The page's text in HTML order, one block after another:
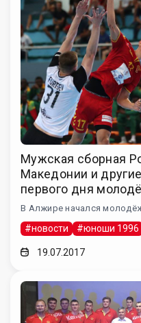
Мужская сборная
Македонии и
первого дня
В Алжире начался
#новости #юноши 1996
19.07.2017